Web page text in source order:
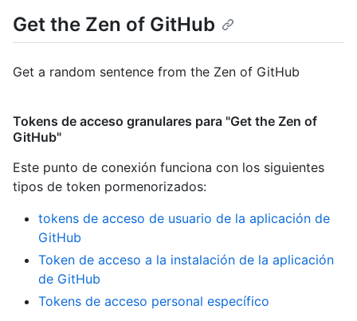
Get the Zen of GitHub
Get a random sentence from the Zen of GitHub
Tokens de acceso granulares para "Get the Zen of
GitHub"
Este punto de conexión funciona con los siguientes
tipos de token pormenorizados:
tokens de acceso de usuario de la aplicación de
GitHub
Token de acceso a la instalación de la aplicación
de GitHub
Tokens de acceso personal específico